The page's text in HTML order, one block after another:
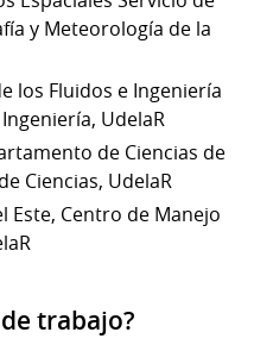
y Meteorología de la
los Fluidos e Ingeniería
UdelaR
de Ciencias de
Ciencias, UdelaR
Este, Centro de Manejo
trabajo?